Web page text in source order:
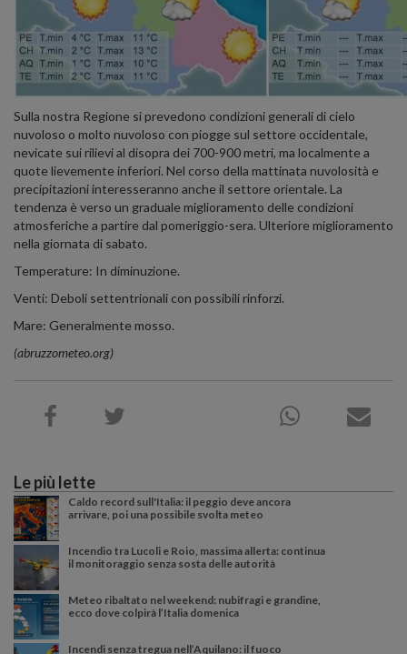
Sulla nostra Regione si prevedono condizioni generali di cielo
nuvoloso o molto nuvoloso con piogge sul settore occidentale,
nevicate sui rilievi al disopra dei 700-900 metri, ma localmente a
quote lievemente inferiori. Nel corso della mattinata nuvolosità e
precipitazioni interesseranno anche il settore orientale. La
tendenza è verso un graduale miglioramento delle condizioni
atmosferiche a partire dal pomeriggio-sera. Ulteriore miglioramento
nella giornata di sabato.
Temperature: In diminuzione.
Venti: Deboli settentrionali con possibili rinforzi.
Mare: Generalmente mosso.
(abruzzometeo.org)
Le più lette
Caldo record sull'Italia: il peggio deve ancora
arrivare, poi una possibile svolta meteo
Incendio tra Lucoli e Roio, massima allerta: continua
il monitoraggio senza sosta delle autorità
Meteo ribaltato nel weekend: nubifragi e grandine,
ecco dove colpirà l’Italia domenica
Incendi senza tregua nell’Aquilano: il fuoco